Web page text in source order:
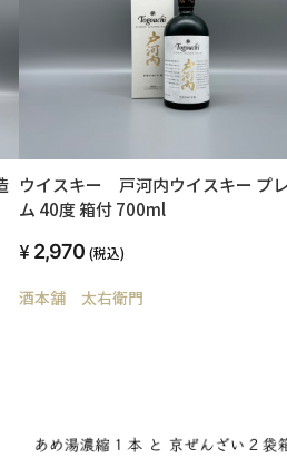
ウイスキー 戸河内ウイスキー プ
ム 40度 箱付 700ml
2,970 (税込)
酒本舗 太右衛門